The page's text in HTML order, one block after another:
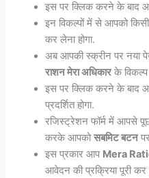
इस पर क्लिक करने के बाद
इन विकल्पों में से आपको
कर लेना होगा.
अब आपकी स्क्रीन पर नया
राशन मेरा अधिकारके विकल्प
इस पर क्लिक करने के बाद
प्रदर्शित होगा.
रजिस्ट्रेशन फॉर्म में आपसे
करके आपकोसबमिट बटन
इस प्रकार आप Mera
आवेदन की प्रक्रिया पूरी कर